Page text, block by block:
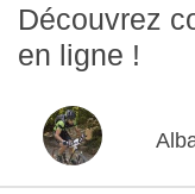
Découvrez
en ligne !